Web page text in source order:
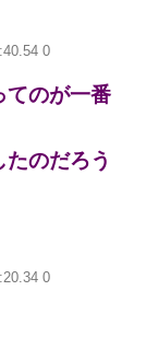
0
てのが一番
のだろう
0